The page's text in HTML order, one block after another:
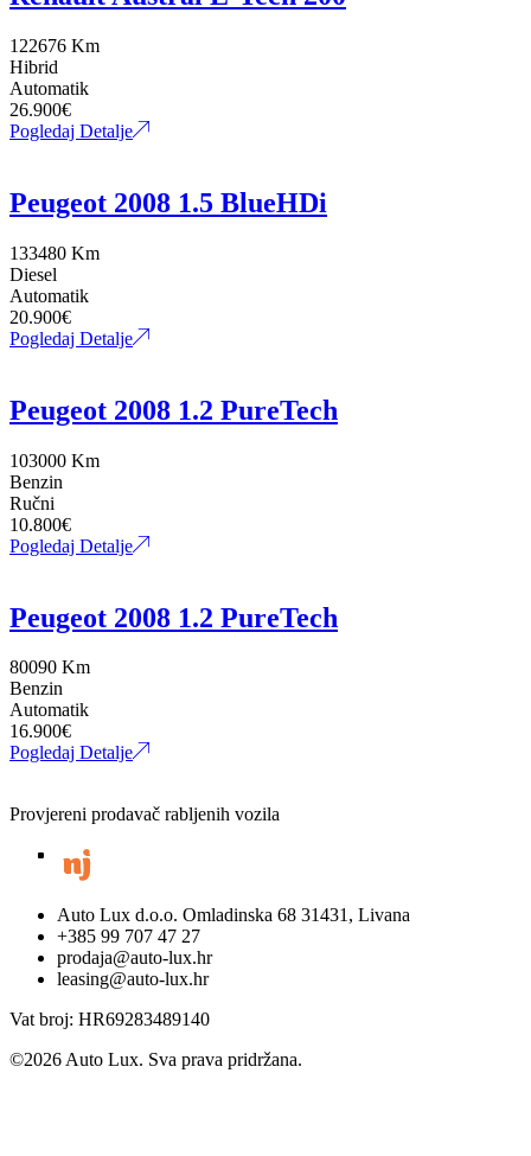
122676 Km
Hibrid
Automatik
26.900€
Pogledaj Detalje
Peugeot 2008 1.5 BlueHDi
133480 Km
Diesel
Automatik
20.900€
Pogledaj Detalje
Peugeot 2008 1.2 PureTech
103000 Km
Benzin
Ručni
10.800€
Pogledaj Detalje
Peugeot 2008 1.2 PureTech
80090 Km
Benzin
Automatik
16.900€
Pogledaj Detalje
Provjereni prodavač rabljenih vozila
Auto Lux d.o.o. Omladinska 68 31431, Livana
+385 99 707 47 27
prodaja@auto-lux.hr
leasing@auto-lux.hr
Vat broj: HR69283489140
©2026Auto Lux. Sva prava pridržana.